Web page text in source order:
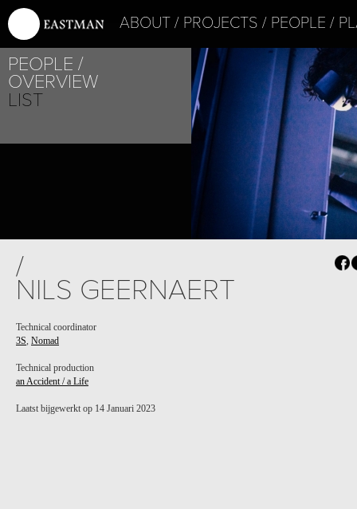
ABOUT PROJECTS PEOPLE
PEOPLE
OVERVIEW
LIST
/
NILS GEERNAERT
Technical coordinator
3S, Nomad
Technical production
an Accident / a Life
Laatst bijgewerkt op 14 Januari 2023